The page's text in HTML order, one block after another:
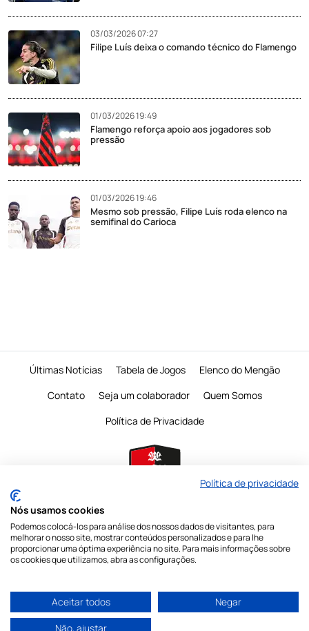
03/03/2026 07:27
Filipe Luís deixa o comando técnico do Flamengo
01/03/2026 19:49
Flamengo reforça apoio aos jogadores sob
pressão
01/03/2026 19:46
Mesmo sob pressão, Filipe Luís roda elenco na
semifinal do Carioca
Últimas Notícias Tabela de Jogos
Elenco do Mengão
Contato
Seja um colaborador
Quem Somos
Política de Privacidade
É proibido a reprodução do conteudo desta página em qualquer meio de
comunicação,eletronico ou impresso, sem autorização escrita do Mengo
Mania
Política de privacidade
Nós usamos cookies
Podemos colocá-los para análise dos nossos dados de visitantes, para
melhorar o nosso site, mostrar conteúdos personalizados e para lhe
proporcionar uma óptima experiência no site. Para mais informações sobre
os cookies que utilizamos, abra as configurações.
Aceitar todos
Negar
Não, ajustar